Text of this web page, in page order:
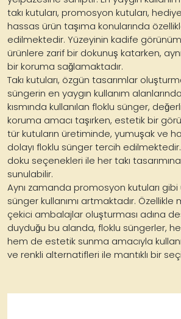
takı kutuları, promosyon kutuları,
hassas ürün taşıma konularında
edilmektedir. Yüzeyinin kadife
ürünlere zarif bir dokunuş katarken,
bir koruma sağlamaktadır.
Takı kutuları, özgün tasarımlar
süngerin en yaygın kullanım
kısmında kullanılan floklu sünger,
koruma amacı taşırken, estetik bir
tür kutuların üretiminde, yumuşak ve
dolayı floklu sünger tercih
doku seçenekleri ile her takı
sunulabilir.
Aynı zamanda promosyon kutuları
sünger kullanımı artmaktadır. Özellikle
çekici ambalajlar oluşturması adına
duyduğu bu alanda, floklu süngerler,
hem de estetik sunma amacıyla
ve renkli alternatifleri ile mantıklı bir